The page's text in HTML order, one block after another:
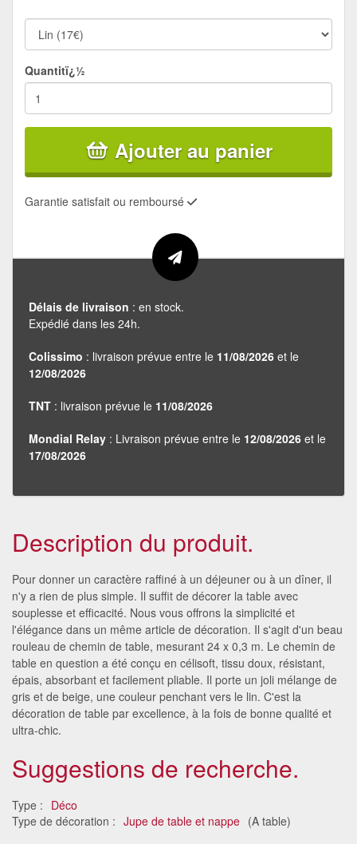
Quantitï¿½
Ajouter au panier
Garantie satisfait ou remboursé
Délais de livraison : en stock.
Expédié dans les 24h.
Colissimo : livraison prévue entre le 11/08/2026 et le
12/08/2026
TNT : livraison prévue le 11/08/2026
Mondial Relay : Livraison prévue entre le 12/08/2026 et le
17/08/2026
Description du produit.
Pour donner un caractère raffiné à un déjeuner ou à un dîner, il
n'y a rien de plus simple. Il suffit de décorer la table avec
souplesse et efficacité. Nous vous offrons la simplicité et
l'élégance dans un même article de décoration. Il s'agit d'un beau
rouleau de chemin de table, mesurant 24 x 0,3 m. Le chemin de
table en question a été conçu en célisoft, tissu doux, résistant,
épais, absorbant et facilement pliable. Il porte un joli mélange de
gris et de beige, une couleur penchant vers le lin. C'est la
décoration de table par excellence, à la fois de bonne qualité et
ultra-chic.
Suggestions de recherche.
Type : Déco
Type de décoration : Jupe de table et nappe (A table)